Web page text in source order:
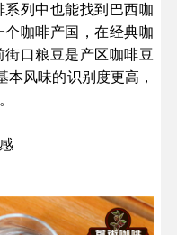
列中也能找到巴西咖
咖啡产国，在经典咖
口粮豆是产区咖啡豆
本风味的识别度更高，